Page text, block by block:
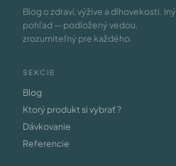
Blog o zdraví, výžive a dlhovekosti. Iný
pohľad — podložený vedou,
zrozumiteľný pre každého.
SEKCIE
Blog
Ktorý produkt si vybrať ?
Dávkovanie
Referencie